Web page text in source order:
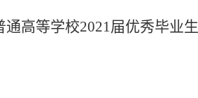
通高等学校2021届优秀毕业